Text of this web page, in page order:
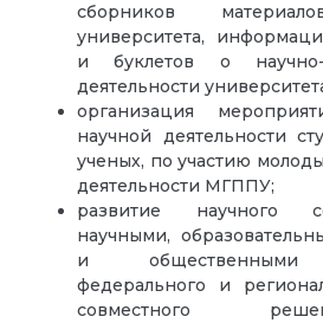
сборников
университета,
и буклетов о научно-
деятельности
организация
научной деятельности
ученых, по участию
деятельности МГППУ;
развитие научного
научными,
и общественными
федерального и
совместного